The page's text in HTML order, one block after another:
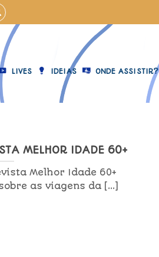
LIVES IDEIAS ONDE ASSISTIR?
MELHOR IDADE 60+
Melhor Idade 60+
as viagens da [...]